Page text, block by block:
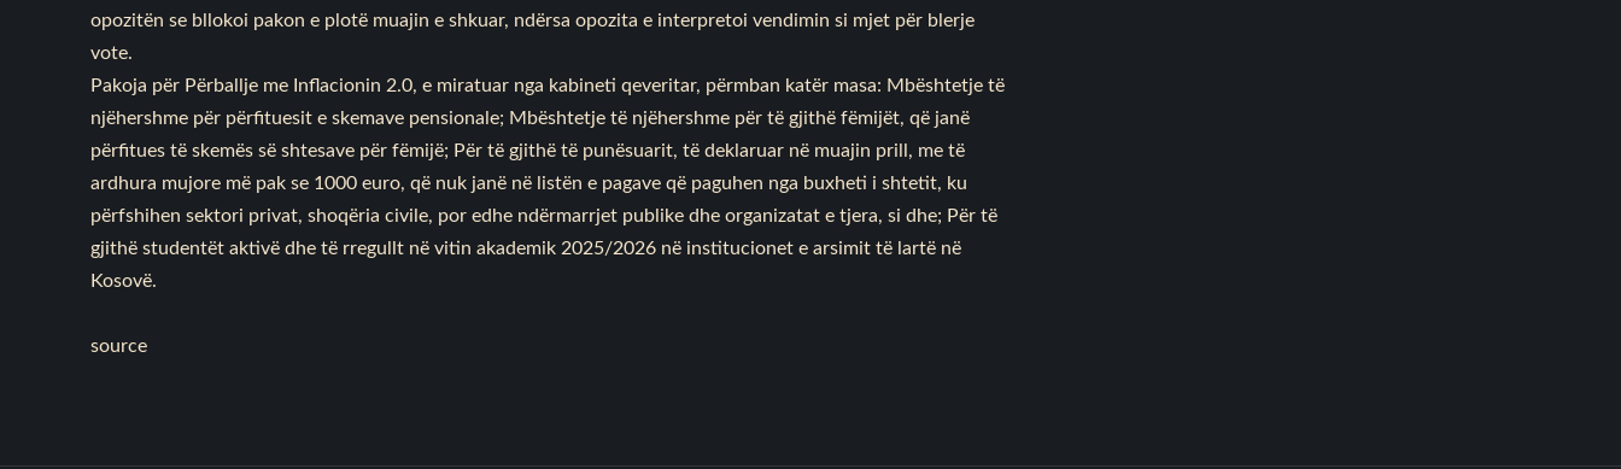
opozitën se bllokoi pakon e plotë muajin e shkuar, ndërsa opozita e interpretoi vendimin si mjet për blerje
vote.
Pakoja për Përballje me Inflacionin 2.0, e miratuar nga kabineti qeveritar, përmban katër masa: Mbështetje të
njëhershme për përfituesit e skemave pensionale; Mbështetje të njëhershme për të gjithë fëmijët, që janë
përfitues të skemës së shtesave për fëmijë; Për të gjithë të punësuarit, të deklaruar në muajin prill, me të
ardhura mujore më pak se 1000 euro, që nuk janë në listën e pagave që paguhen nga buxheti i shtetit, ku
përfshihen sektori privat, shoqëria civile, por edhe ndërmarrjet publike dhe organizatat e tjera, si dhe; Për të
gjithë studentët aktivë dhe të rregullt në vitin akademik 2025/2026 në institucionet e arsimit të lartë në
Kosovë.
source